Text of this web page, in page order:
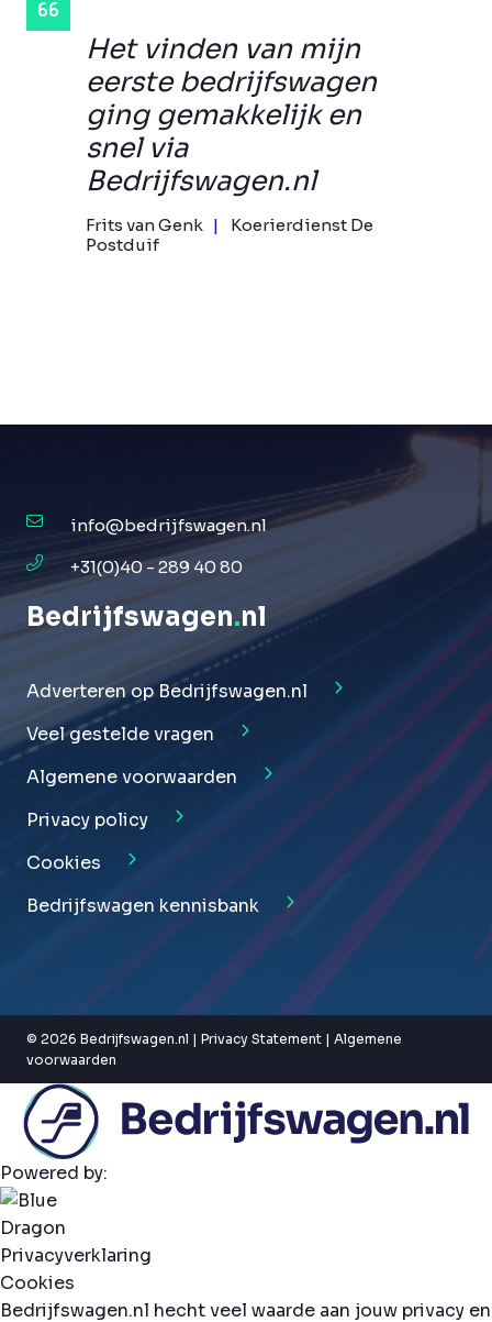
Het vinden van mijn
eerste bedrijfswagen
ging gemakkelijk en
snel via
Bedrijfswagen.nl
Frits van Genk
Koerierdienst De
Postduif
info@bedrijfswagen.nl
+31(0)40 - 289 40 80
Bedrijfswagen.nl
Adverteren op Bedrijfswagen.nl
Veel gestelde vragen
Algemene voorwaarden
Privacy policy
Cookies
Bedrijfswagen kennisbank
© 2026 Bedrijfswagen.nl | Privacy Statement | Algemene
voorwaarden
Powered by:
Privacyverklaring
Cookies
Bedrijfswagen.nl hecht veel waarde aan jouw privacy en